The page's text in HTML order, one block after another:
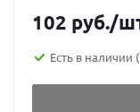
102 руб./
Есть в наличии